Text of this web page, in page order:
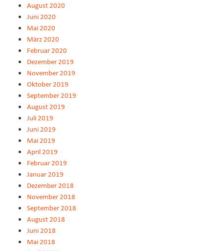
August 2020
Juni 2020
Mai 2020
März 2020
Februar 2020
Dezember 2019
November 2019
Oktober 2019
September 2019
August 2019
Juli 2019
Juni 2019
Mai 2019
April 2019
Februar 2019
Januar 2019
Dezember 2018
November 2018
September 2018
August 2018
Juni 2018
Mai 2018